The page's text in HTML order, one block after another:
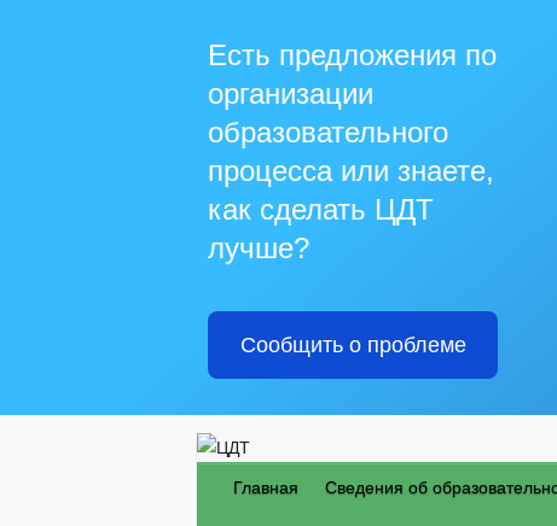
Есть предложения по
организации
образовательного
процесса или знаете,
как сделать ЦДТ
лучше?
Сообщить о проблеме
Главная Сведения об